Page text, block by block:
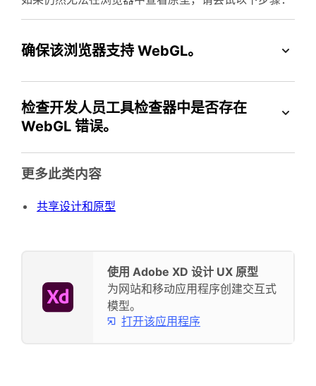
确保该浏览器支持 WebGL。
检查开发人员工具检查器中是否存在
WebGL 错误。
更多此类内容
共享设计和原型
使用 Adobe XD 设计 UX 原型
为网站和移动应用程序创建交互式
模型。
打开该应用程序